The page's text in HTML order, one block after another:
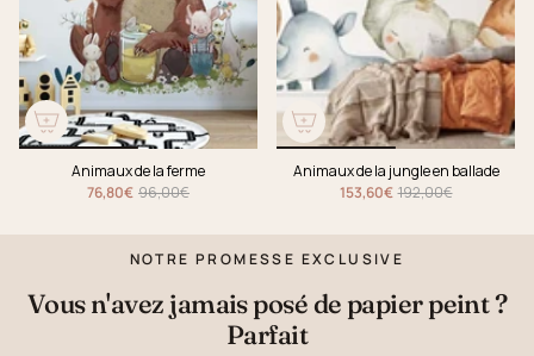
Animaux de la ferme
76,80€ 96,00€
Animaux de la jungle en ballade
153,60€ 192,00€
NOTRE PROMESSE EXCLUSIVE
Vous n'avez jamais posé de papier peint ?
Parfait